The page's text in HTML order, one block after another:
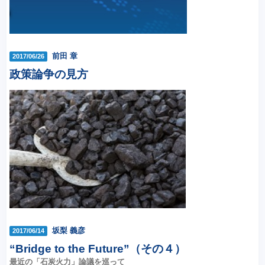
2017/06/26 前田 章
政策論争の見方
2017/06/14 坂梨 義彦
“Bridge to the Future”（その４）
最近の「石炭火力」論議を巡って